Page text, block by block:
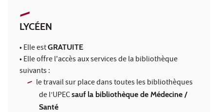
LYCÉEN
• Elle estGRATUITE
• Elle offre l'accès aux services de la bibliothèque
suivants :
le travail sur place dans toutes les bibliothèques
de l’UPECsauf la bibliothèque de Médecine /
Santé